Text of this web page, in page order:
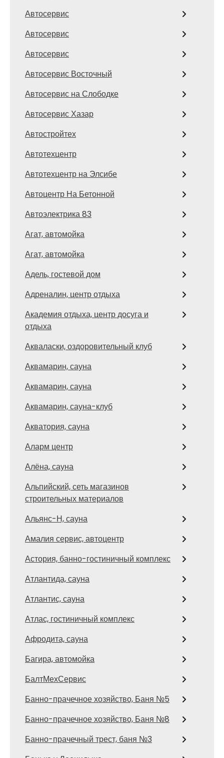
Автосервис
Автосервис
Автосервис
Автосервис Восточный
Автосервис на Слободке
Автосервис Хазар
Автостройтех
Автотехцентр
Автотехцентр на Элсибе
Автоцентр На Бетонной
Автоэлектрика 83
Агат, автомойка
Агат, автомойка
Адель, гостевой дом
Адреналин, центр отдыха
Академия отдыха, центр досуга и
отдыха
Акваласки, оздоровительный клуб
Аквамарин, сауна
Аквамарин, сауна
Аквамарин, сауна-клуб
Акватория, сауна
Аларм центр
Алёна, сауна
Альпийский, сеть магазинов
строительных материалов
Альянс-Н, сауна
Амалия сервис, автоцентр
Астория, банно-гостиничный комплекс
Атлантида, сауна
Атлантис, сауна
Атлас, гостиничный комплекс
Афродита, сауна
Багира, автомойка
БалтМехСервис
Банно-прачечное хозяйство, Баня №5
Банно-прачечное хозяйство, Баня №8
Банно-прачечный трест, баня №3